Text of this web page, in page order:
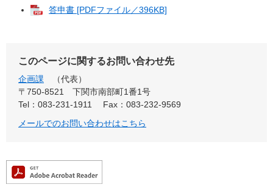
答申書 [PDFファイル／396KB]
このページに関するお問い合わせ先
企画課
代表
〒750-8521
下関市南部町1番1号
Tel：083-231-1911
Fax：083-232-9569
メールでのお問い合わせはこちら